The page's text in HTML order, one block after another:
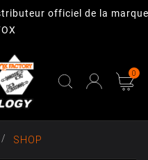
officiel de la marque
0
SHOP